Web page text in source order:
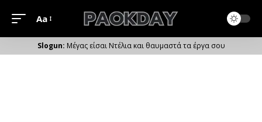
Μέγεθος
Γραμματοσειράς
Aa
Μέγας είσαι Ντέλια και θαυμαστά τα έργα σου